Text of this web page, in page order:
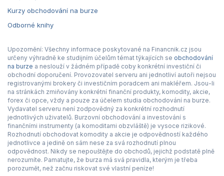
Kurzy obchodování na burze
Odborné knihy
Upozornění: Všechny informace poskytované na Financnik.cz jsou
určeny výhradně ke studijním účelům témat týkajících se obchodování
na burze a neslouží v žádném případě coby konkrétní investiční či
obchodní doporučení. Provozovatel serveru ani jednotliví autoři nejsou
registrovanými brokery či investičním poradcem ani makléřem. Jsou-li
na stránkách zmiňovány konkrétní finanční produkty, komodity, akcie,
forex či opce, vždy a pouze za účelem studia obchodování na burze.
Vydavatel serveru není zodpovědný za konkrétní rozhodnutí
jednotlivých uživatelů. Burzovní obchodování a investování s
finančními instrumenty (a komoditami obzvláště) je vysoce rizikové.
Rozhodnutí obchodovat komodity a akcie je odpovědností každého
jednotlivce a jedině on sám nese za svá rozhodnutí plnou
odpovědnost. Nikdy se nepouštějte do obchodů, jejichž podstatě plně
nerozumíte. Pamatujte, že burza má svá pravidla, kterým je třeba
porozumět, než začnu riskovat své vlastní peníze!